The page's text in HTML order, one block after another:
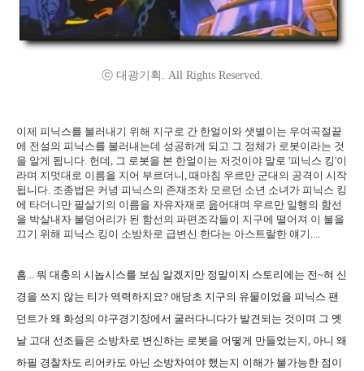
ⓒ 대광기획. All Rights Reserved.
이제 피닉스를 불러내기 위해 지구로 간 한얼이와 샛별이는 우여곡절끝
에 전설의 피닉스를 불러내는데 성공하게 되고 그 정체가 로봇이라는 것
을 알게 됩니다. 헌데, 그 로봇을 본 한얼이는 저것이야 말로 '피닉스 킹'이
라며 지멋대로 이름을 지어 부르더니, 때마침 우르만 군대의 공격이 시작
됩니다. 조종법은 커녕 피닉스의 존재조차 모르던 소년 소녀가 피닉스 킹
에 타더니만 필살기의 이름을 자유자재로 읊어대며 우르만 일행의 함선
을 박살내자 불덩어리가 된 함선의 파편조각들이 지구에 떨어져 이 불을
끄기 위해 피닉스 킹이 소방차로 급변신 한다는 아스트랄한 얘기....
흠... 뭐 대충의 시놉시스를 보심 알겠지만 정말이지 스토리에는 전~혀 신
경을 쓰지 않는 티가 역력하지요? 애당초 지구의 유물이었을 피닉스 팬
던트가 왜 화성의 야구경기장에서 굴러다니다가 발견되는 것이며 그 옛
날 고대 선조들은 소방차로 변신하는 로봇을 어떻게 만들었는지, 아니 왜
하필 경찰차도 리어카도 아닌 소방차여야 했는지 이해가 불가능한 점이